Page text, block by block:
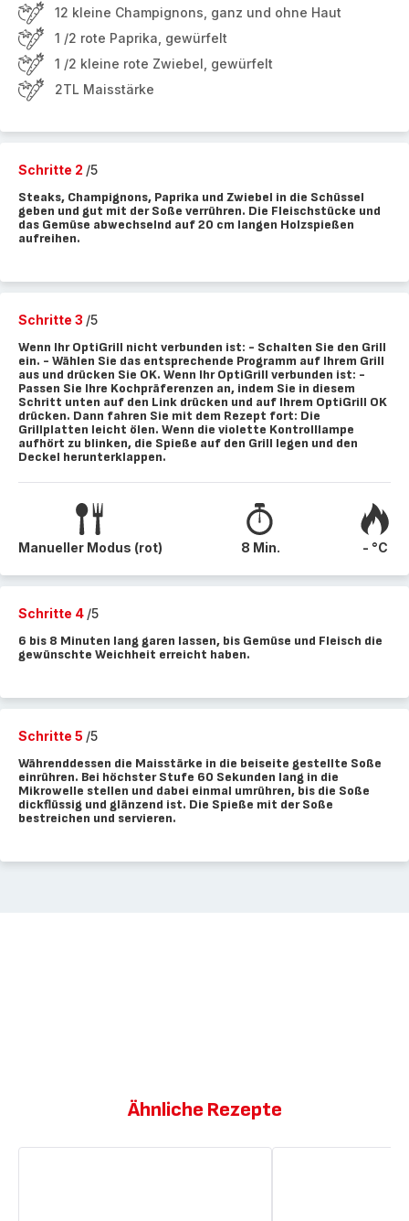
12 kleine Champignons, ganz und ohne Haut
1 /2 rote Paprika, gewürfelt
1 /2 kleine rote Zwiebel, gewürfelt
2TL Maisstärke
Schritte 2 /5
Steaks, Champignons, Paprika und Zwiebel in die Schüssel
geben und gut mit der Soße verrühren. Die Fleischstücke und
das Gemüse abwechselnd auf 20 cm langen Holzspießen
aufreihen.
Schritte 3 /5
Wenn Ihr OptiGrill nicht verbunden ist: - Schalten Sie den Grill
ein. - Wählen Sie das entsprechende Programm auf Ihrem Grill
aus und drücken Sie OK. Wenn Ihr OptiGrill verbunden ist: -
Passen Sie Ihre Kochpräferenzen an, indem Sie in diesem
Schritt unten auf den Link drücken und auf Ihrem OptiGrill OK
drücken. Dann fahren Sie mit dem Rezept fort: Die
Grillplatten leicht ölen. Wenn die violette Kontrolllampe
aufhört zu blinken, die Spieße auf den Grill legen und den
Deckel herunterklappen.
Manueller Modus (rot) 8 Min. - °C
Schritte 4 /5
6 bis 8 Minuten lang garen lassen, bis Gemüse und Fleisch die
gewünschte Weichheit erreicht haben.
Schritte 5 /5
Währenddessen die Maisstärke in die beiseite gestellte Soße
einrühren. Bei höchster Stufe 60 Sekunden lang in die
Mikrowelle stellen und dabei einmal umrühren, bis die Soße
dickflüssig und glänzend ist. Die Spieße mit der Soße
bestreichen und servieren.
Ähnliche Rezepte